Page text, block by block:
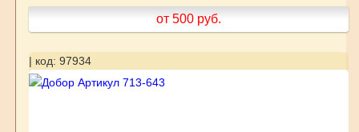
от 500 руб.
| код: 97934